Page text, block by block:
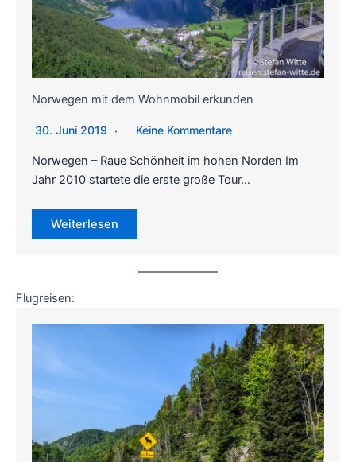
Norwegen mit dem Wohnmobil erkunden
30. Juni 2019 Keine Kommentare
Norwegen – Raue Schönheit im hohen Norden Im
Jahr 2010 startete die erste große Tour…
Weiterlesen
Flugreisen: